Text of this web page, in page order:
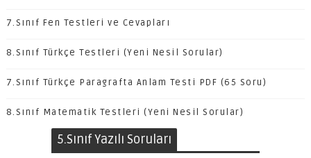
7.Sınıf Fen Testleri ve Cevapları
8.Sınıf Türkçe Testleri (Yeni Nesil Sorular)
7.Sınıf Türkçe Paragrafta Anlam Testi PDF (65 Soru)
8.Sınıf Matematik Testleri (Yeni Nesil Sorular)
5.Sınıf Yazılı Soruları